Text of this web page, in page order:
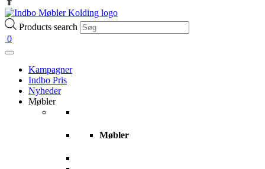
Products search
0
Kampagner
Indbo Pris
Nyheder
Møbler
Møbler